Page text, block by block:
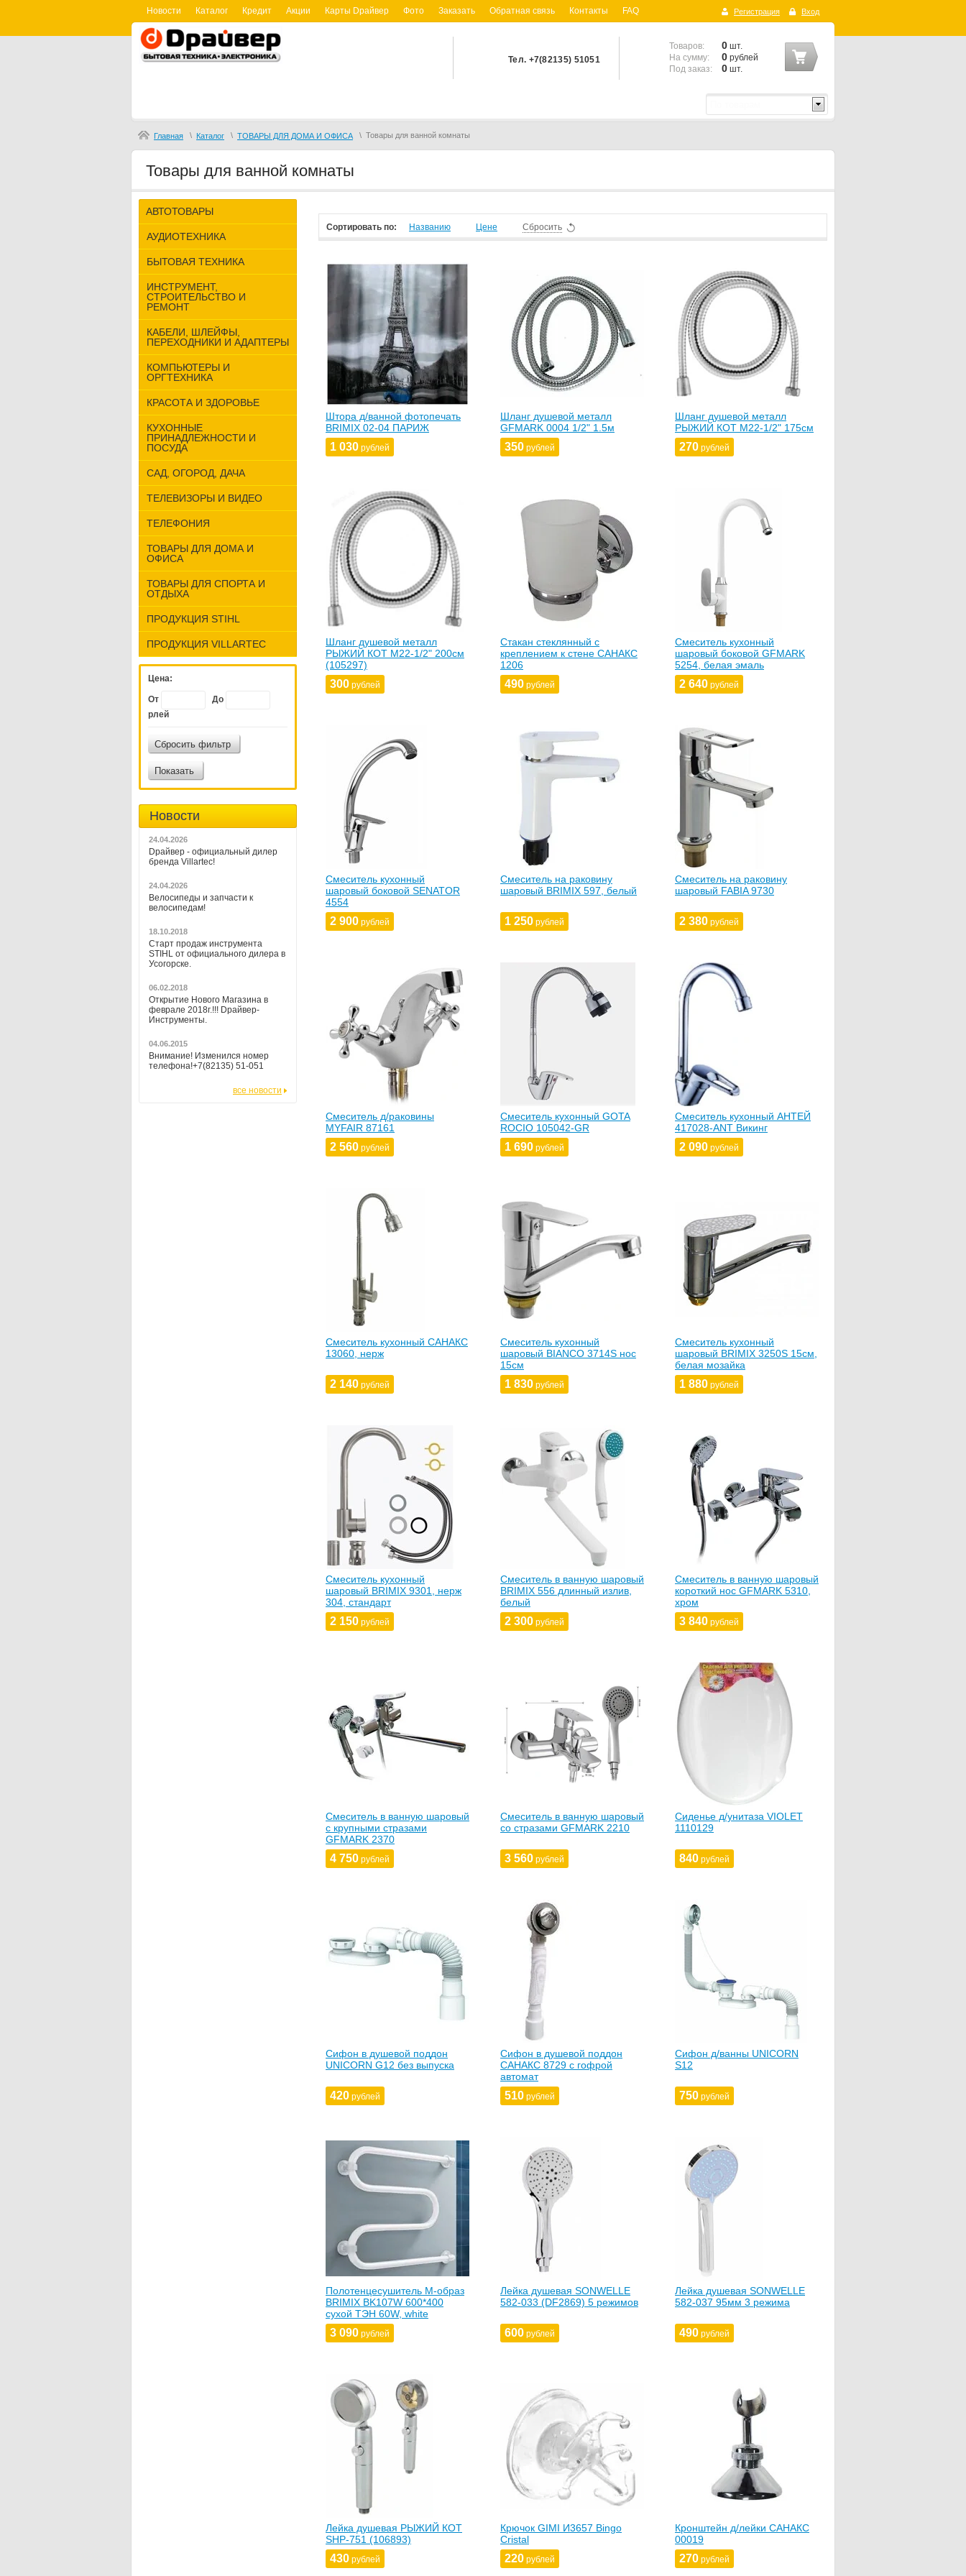
Регистрация Вход
Новости Каталог Кредит Акции Карты Dрайвер Фото Заказать Обратная связь Контакты FAQ
Товаров: 0 шт.
На сумму:
0 рублей
Под заказ:
0 шт.
Тел. +7(82135) 51051
Главная \ Каталог \ ТОВАРЫ ДЛЯ ДОМА И ОФИСА \ Товары для ванной комнаты
Товары для ванной комнаты
АВТОТОВАРЫ
АУДИОТЕХНИКА
БЫТОВАЯ ТЕХНИКА
ИНСТРУМЕНТ,
СТРОИТЕЛЬСТВО И
РЕМОНТ
КАБЕЛИ, ШЛЕЙФЫ,
ПЕРЕХОДНИКИ И АДАПТЕРЫ
КОМПЬЮТЕРЫ И
ОРГТЕХНИКА
КРАСОТА И ЗДОРОВЬЕ
КУХОННЫЕ
ПРИНАДЛЕЖНОСТИ И
ПОСУДА
САД, ОГОРОД, ДАЧА
ТЕЛЕВИЗОРЫ И ВИДЕО
ТЕЛЕФОНИЯ
ТОВАРЫ ДЛЯ ДОМА И
ОФИСА
ТОВАРЫ ДЛЯ СПОРТА И
ОТДЫХА
ПРОДУКЦИЯ STIHL
ПРОДУКЦИЯ VILLARTEC
Цена:
От
До
рлей
Сбросить фильтр
Показать
Новости
24.04.2026
Dрайвер - официальный дилер
бренда Villartec!
24.04.2026
Велосипеды и запчасти к
велосипедам!
18.10.2018
Старт продаж инструмента
STIHL от официального дилера в
Усогорске.
06.02.2018
Открытие Нового Магазина в
феврале 2018г.!!! Dрайвер-
Инструменты.
04.06.2015
Внимание! Изменился номер
телефона!+7(82135) 51-051
все новости
Сортировать по: Названию Цене Сбросить
Штора д/ванной фотопечать
BRIMIX 02-04 ПАРИЖ
1 030 рублей
Шланг душевой металл
GFMARK 0004 1/2" 1.5м
350 рублей
Шланг душевой металл
РЫЖИЙ КОТ М22-1/2" 175см
270 рублей
Шланг душевой металл
РЫЖИЙ КОТ М22-1/2" 200см
(105297)
300 рублей
Стакан стеклянный с
креплением к стене САНАКС
1206
490 рублей
Смеситель кухонный
шаровый боковой GFMARK
5254, белая эмаль
2 640 рублей
Смеситель кухонный
шаровый боковой SENATOR
4554
2 900 рублей
Смеситель на раковину
шаровый BRIMIX 597, белый
1 250 рублей
Смеситель на раковину
шаровый FABIA 9730
2 380 рублей
Смеситель д/раковины
MYFAIR 87161
2 560 рублей
Смеситель кухонный GOTA
ROCIO 105042-GR
1 690 рублей
Смеситель кухонный АНТЕЙ
417028-ANT Викинг
2 090 рублей
Смеситель кухонный САНАКС
13060, нерж
2 140 рублей
Смеситель кухонный
шаровый BIANCO 3714S нос
15см
1 830 рублей
Смеситель кухонный
шаровый BRIMIX 3250S 15см,
белая мозайка
1 880 рублей
Смеситель кухонный
шаровый BRIMIX 9301, нерж
304, стандарт
2 150 рублей
Смеситель в ванную шаровый
BRIMIX 556 длинный излив,
белый
2 300 рублей
Смеситель в ванную шаровый
короткий нос GFMARK 5310,
хром
3 840 рублей
Смеситель в ванную шаровый
с крупными стразами
GFMARK 2370
4 750 рублей
Смеситель в ванную шаровый
со стразами GFMARK 2210
3 560 рублей
Сиденье д/унитаза VIOLET
1110129
840 рублей
Сифон в душевой поддон
UNICORN G12 без выпуска
420 рублей
Сифон в душевой поддон
САНАКС 8729 с гофрой
автомат
510 рублей
Сифон д/ванны UNICORN
S12
750 рублей
Полотенцесушитель М-образ
BRIMIX BK107W 600*400
сухой ТЭН 60W, white
3 090 рублей
Лейка душевая SONWELLE
582-033 (DF2869) 5 режимов
600 рублей
Лейка душевая SONWELLE
582-037 95мм 3 режима
490 рублей
Лейка душевая РЫЖИЙ КОТ
SHP-751 (106893)
430 рублей
Крючок GIMI И3657 Bingo
Cristal
220 рублей
Кронштейн д/лейки САНАКС
00019
270 рублей